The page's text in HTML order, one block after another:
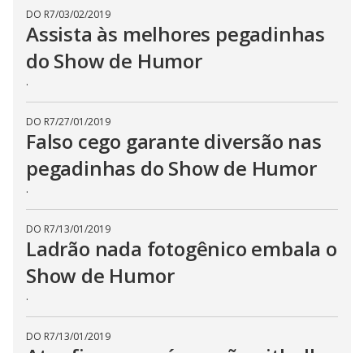
DO R7/03/02/2019
Assista às melhores pegadinhas
do Show de Humor
.
DO R7/27/01/2019
Falso cego garante diversão nas
pegadinhas do Show de Humor
.
DO R7/13/01/2019
Ladrão nada fotogênico embala o
Show de Humor
.
DO R7/13/01/2019